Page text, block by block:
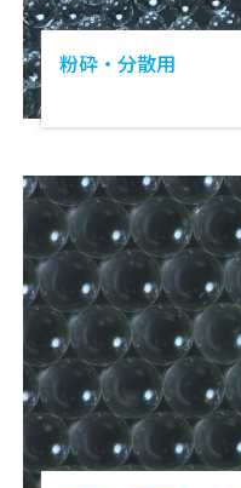
粉砕・分散用